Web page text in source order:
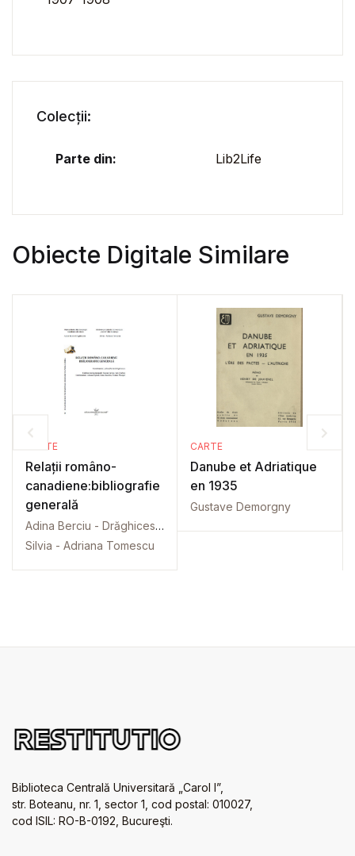
Colecții:
Parte din: Lib2Life
Obiecte Digitale Similare
CARTE
Relații româno-
canadiene:bibliografie
generală
Adina Berciu - Drăghicescu
Silvia - Adriana Tomescu
CARTE
Danube et Adriatique
en 1935
Gustave Demorgny
Biblioteca Centrală Universitară „Carol I”,
str. Boteanu, nr. 1, sector 1, cod postal: 010027,
cod ISIL: RO-B-0192, Bucureşti.